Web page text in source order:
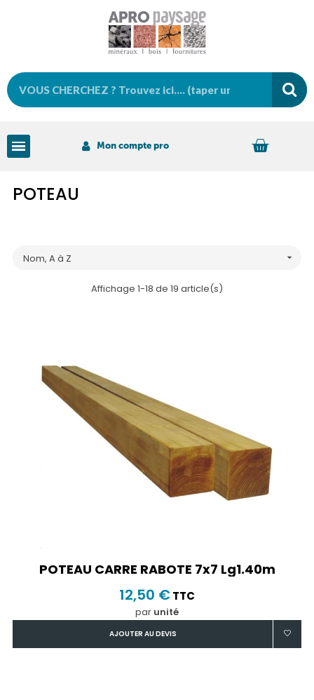
Mon compte pro
POTEAU
Nom, A à Z 
Affichage 1-18 de 19 article(s)
POTEAU CARRE RABOTE 7x7 Lg1.40m
12,50 €TTC
par unité
AJOUTER AU DEVIS